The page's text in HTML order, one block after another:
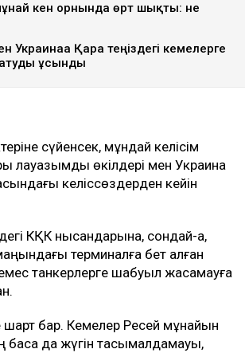
кен орнында өрт шықты: не
Украинаға Қара теңіздегі кемелерге
ұсынды
сүйенсек, мұндай келісім
лауазымды өкілдері мен Украина
келіссөздерден кейін
КҚК нысандарына, сондай-ақ,
терминалға бет алған
емес танкерлерге шабуыл жасамауға
шарт бар. Кемелер Ресей мұнайын
басқа да жүгін тасымалдамауы,